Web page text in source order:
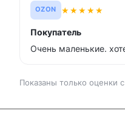
OZON ★★★★★
Покупатель
Очень маленькие.
Показаны только оценки